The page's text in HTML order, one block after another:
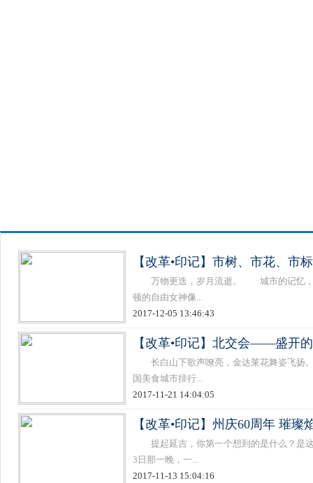
【改革•印记】市树、市花、
万物更迭，岁月流逝。 城市的记忆，浓
顿的自由女神像...
2017-12-05 13:46:43
【改革•印记】北交会——盛开
长白山下歌声嘹亮，金达莱花舞姿飞
国美食城市排行...
2017-11-21 14:04:05
【改革•印记】州庆60周年 璀璨
提起延吉，你第一个想到的是什么？是这
3日那一晚，一...
2017-11-13 15:04:16